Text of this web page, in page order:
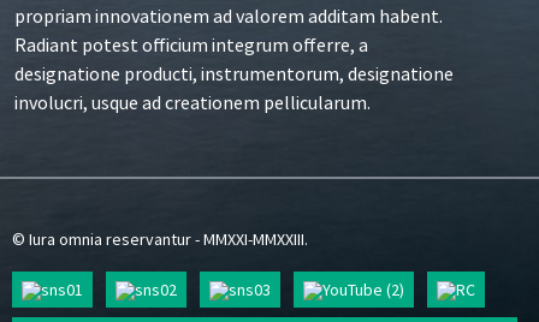
propriam innovationem ad valorem additam habent.
Radiant potest officium integrum offerre, a
designatione producti, instrumentorum, designatione
involucri, usque ad creationem pellicularum.
© Iura omnia reservantur - MMXXI-MMXXIII.